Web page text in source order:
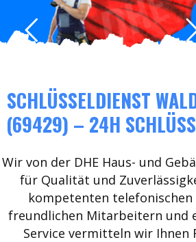
SCHLÜSSELDIENST
(69429) – 24H
Wir von der DHE Haus- und
für Qualität und
kompetenten
freundlichen Mitarbeitern und
Service vermitteln wir Ihnen